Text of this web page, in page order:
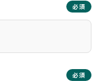
必須
必須